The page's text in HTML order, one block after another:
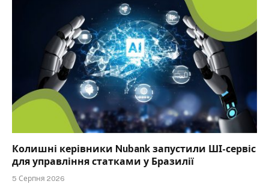
Колишні керівники Nubank запустили ШІ-сервіс
для управління статками у Бразилії
5 Серпня 2026